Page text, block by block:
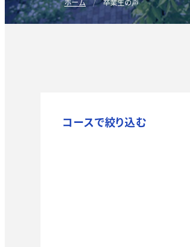
ホーム 卒業生の声
コースで絞り込む